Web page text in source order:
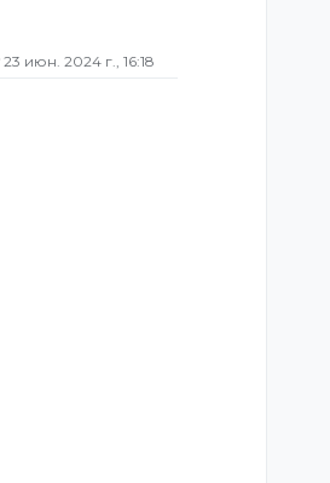
23 июн. 2024 г., 16:18